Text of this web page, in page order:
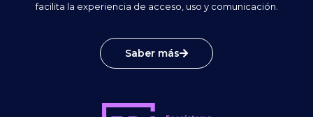
facilita la experiencia de acceso, uso y comunicación.
Saber más